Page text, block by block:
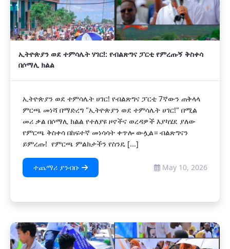
ኢትዮጵያን ወደ ተምሳሌት ሃገር!: የብልጽግና ፓርቲ የምረጡኝ ቅስቀሳ
በሶማሊ ክልል
ኢትዮጵያን ወደ ተምሳሌት ሀገር! የብልጽግና ፓርቲ 7ኛውን ጠቅላላ
ምርጫ መነሻ በማድረግ "ኢትዮጵያን ወደ ተምሳሌት ሀገር!" በሚል
መሪ ቃል በሶማሊ ክልል የተለያዩ ዞኖችና ወረዳዎች እያካሄደ ያለው
የምርጫ ቅስቀሳ በከፍተኛ መነሳሳት ቀጥሎ ውሏል። ብልጽግናን
ይምረጡ! የምርጫ ምልክታችን የስንዴ [...]
ተጨማሪ ያንብቡ May 10, 2026